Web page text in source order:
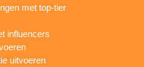
met top-tier
influencers
uitvoeren